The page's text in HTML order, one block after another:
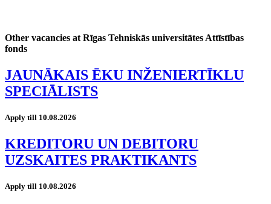
Other vacancies at Rīgas Tehniskās universitātes Attīstības
fonds
JAUNĀKAIS ĒKU INŽENIERTĪKLU
SPECIĀLISTS
Apply till 10.08.2026
KREDITORU UN DEBITORU
UZSKAITES PRAKTIKANTS
Apply till 10.08.2026